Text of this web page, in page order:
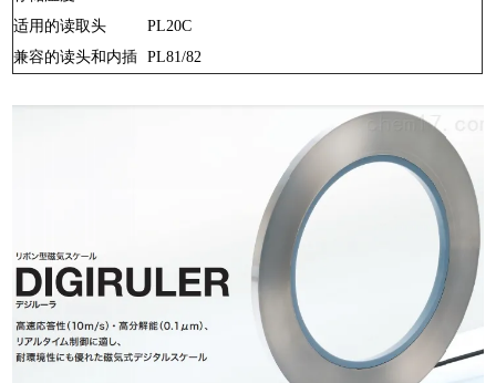
适用的读取头
PL20C
兼容的读头和内插
PL81/82